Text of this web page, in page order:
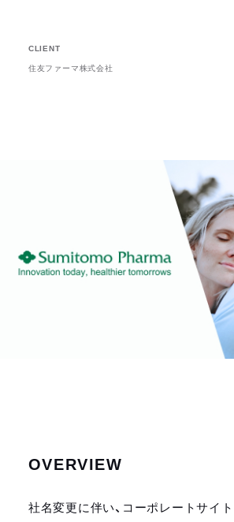
CLIENT
住友ファーマ株式会社
OVERVIEW
社名変更に伴い、コーポレートサイ